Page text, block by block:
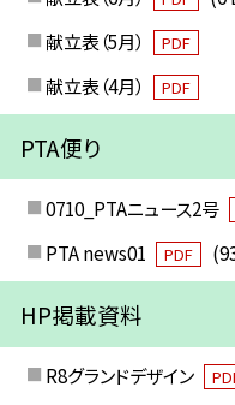
献立表（5月）
PDF
献立表（4月） PDF
PTA便り
0710_PTAニュース2号
PTA news01
PDF
HP掲載資料
R8グランドデザイン